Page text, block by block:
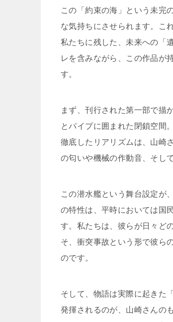
この「約束の海」という未完
な気持ちにさせられます。こ
私たちに残した、未来への「
レを含みながら、この作品が
す。
まず、刊行された第一部で描
とパイプに囲まれた閉鎖空間
徹底したリアリズムは、山崎
の匂いや機械の作動音、そし
この潜水艦という舞台設定が
の特性は、平時においては国
す。私たちは、彼らが日々ど
そ、衝突事故という形で彼ら
のです。
そして、物語は実際に起きた
発揮されるのが、山崎さんの